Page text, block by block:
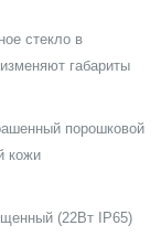
стекло в
габариты
порошковой
кожи
(22Вт IP65)